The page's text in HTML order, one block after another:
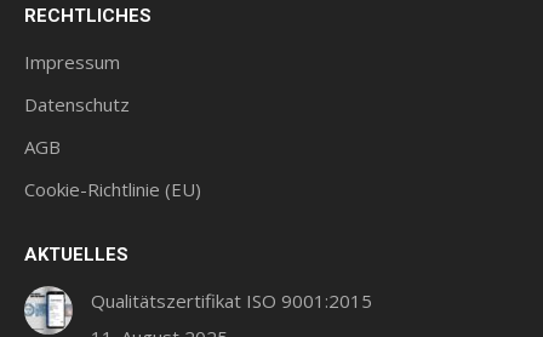
wird
in
neuen
Fenster
geöffnet
wird
in
neuen
geöffnet
wird
in
neuen
geöffnet
RECHTLICHES
Impressum
Datenschutz
AGB
Cookie-Richtlinie (EU)
AKTUELLES
Qualitätszertifikat ISO 9001:2015